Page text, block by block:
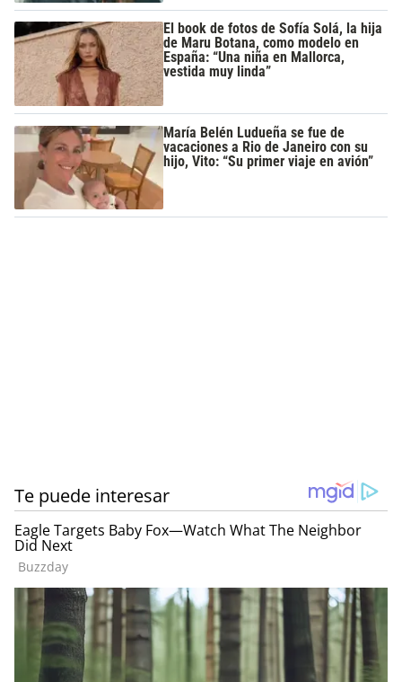
El book de fotos de Sofía Solá, la hija
de Maru Botana, como modelo en
España: “Una niña en Mallorca,
vestida muy linda”
María Belén Ludueña se fue de
vacaciones a Rio de Janeiro con su
hijo, Vito: “Su primer viaje en avión”